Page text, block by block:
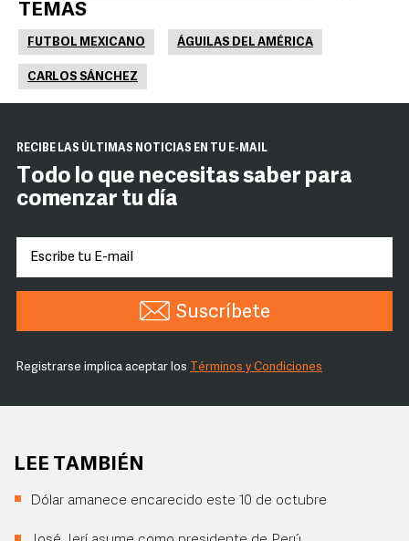
TEMAS
FUTBOL MEXICANO ÁGUILAS DEL AMÉRICA
CARLOS SÁNCHEZ
RECIBE LAS ÚLTIMAS NOTICIAS EN TU E-MAIL
Todo lo que necesitas saber para
comenzar tu día
Suscríbete
Registrarse implica aceptar los Términos y Condiciones
LEE TAMBIÉN
Dólar amanece encarecido este 10 de octubre